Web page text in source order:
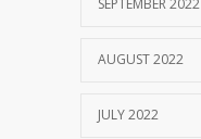
SEPTEMBER 2022
AUGUST 2022
JULY 2022